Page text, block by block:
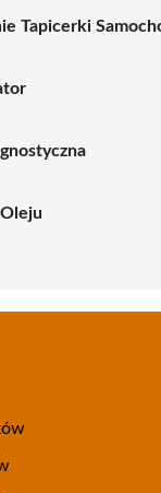
Tapicerki